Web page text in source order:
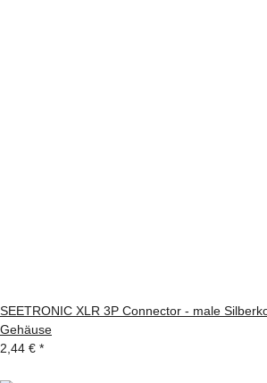
SEETRONIC XLR 3P Connector - male
Gehäuse
2,44 € *